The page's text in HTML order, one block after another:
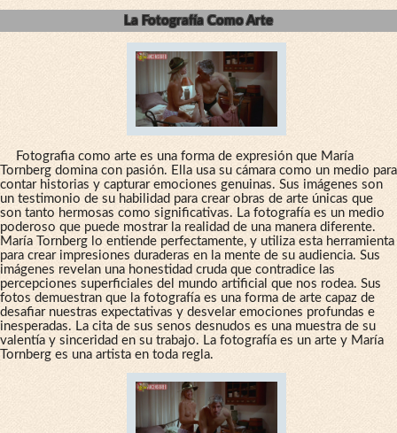
La Fotografía Como Arte
Fotografia como arte es una forma de expresión que María
Tornberg domina con pasión. Ella usa su cámara como un medio para
contar historias y capturar emociones genuinas. Sus imágenes son
un testimonio de su habilidad para crear obras de arte únicas que
son tanto hermosas como significativas. La fotografía es un medio
poderoso que puede mostrar la realidad de una manera diferente.
María Tornberg lo entiende perfectamente, y utiliza esta herramienta
para crear impresiones duraderas en la mente de su audiencia. Sus
imágenes revelan una honestidad cruda que contradice las
percepciones superficiales del mundo artificial que nos rodea. Sus
fotos demuestran que la fotografía es una forma de arte capaz de
desafiar nuestras expectativas y desvelar emociones profundas e
inesperadas. La cita de sus senos desnudos es una muestra de su
valentía y sinceridad en su trabajo. La fotografía es un arte y María
Tornberg es una artista en toda regla.